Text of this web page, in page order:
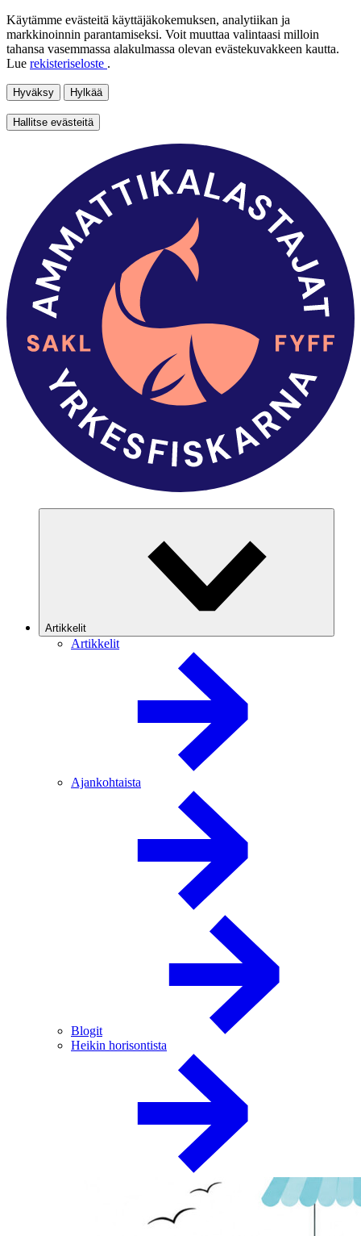
Käytämme evästeitä käyttäjäkokemuksen, analytiikan ja
markkinoinnin parantamiseksi. Voit muuttaa valintaasi milloin
tahansa vasemmassa alakulmassa olevan evästekuvakkeen kautta.
Lue rekisteriseloste .
Hyväksy Hylkää
Hallitse evästeitä
Artikkelit
Artikkelit
Ajankohtaista
Blogit
Heikin horisontista